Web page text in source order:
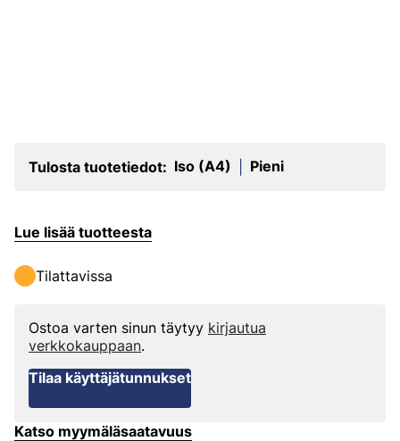
Tulosta tuotetiedot: Iso (A4) Pieni
Lue lisää tuotteesta
Tilattavissa
Ostoa varten sinun täytyy kirjautua
verkkokauppaan.
Tilaa käyttäjätunnukset
Katso myymäläsaatavuus